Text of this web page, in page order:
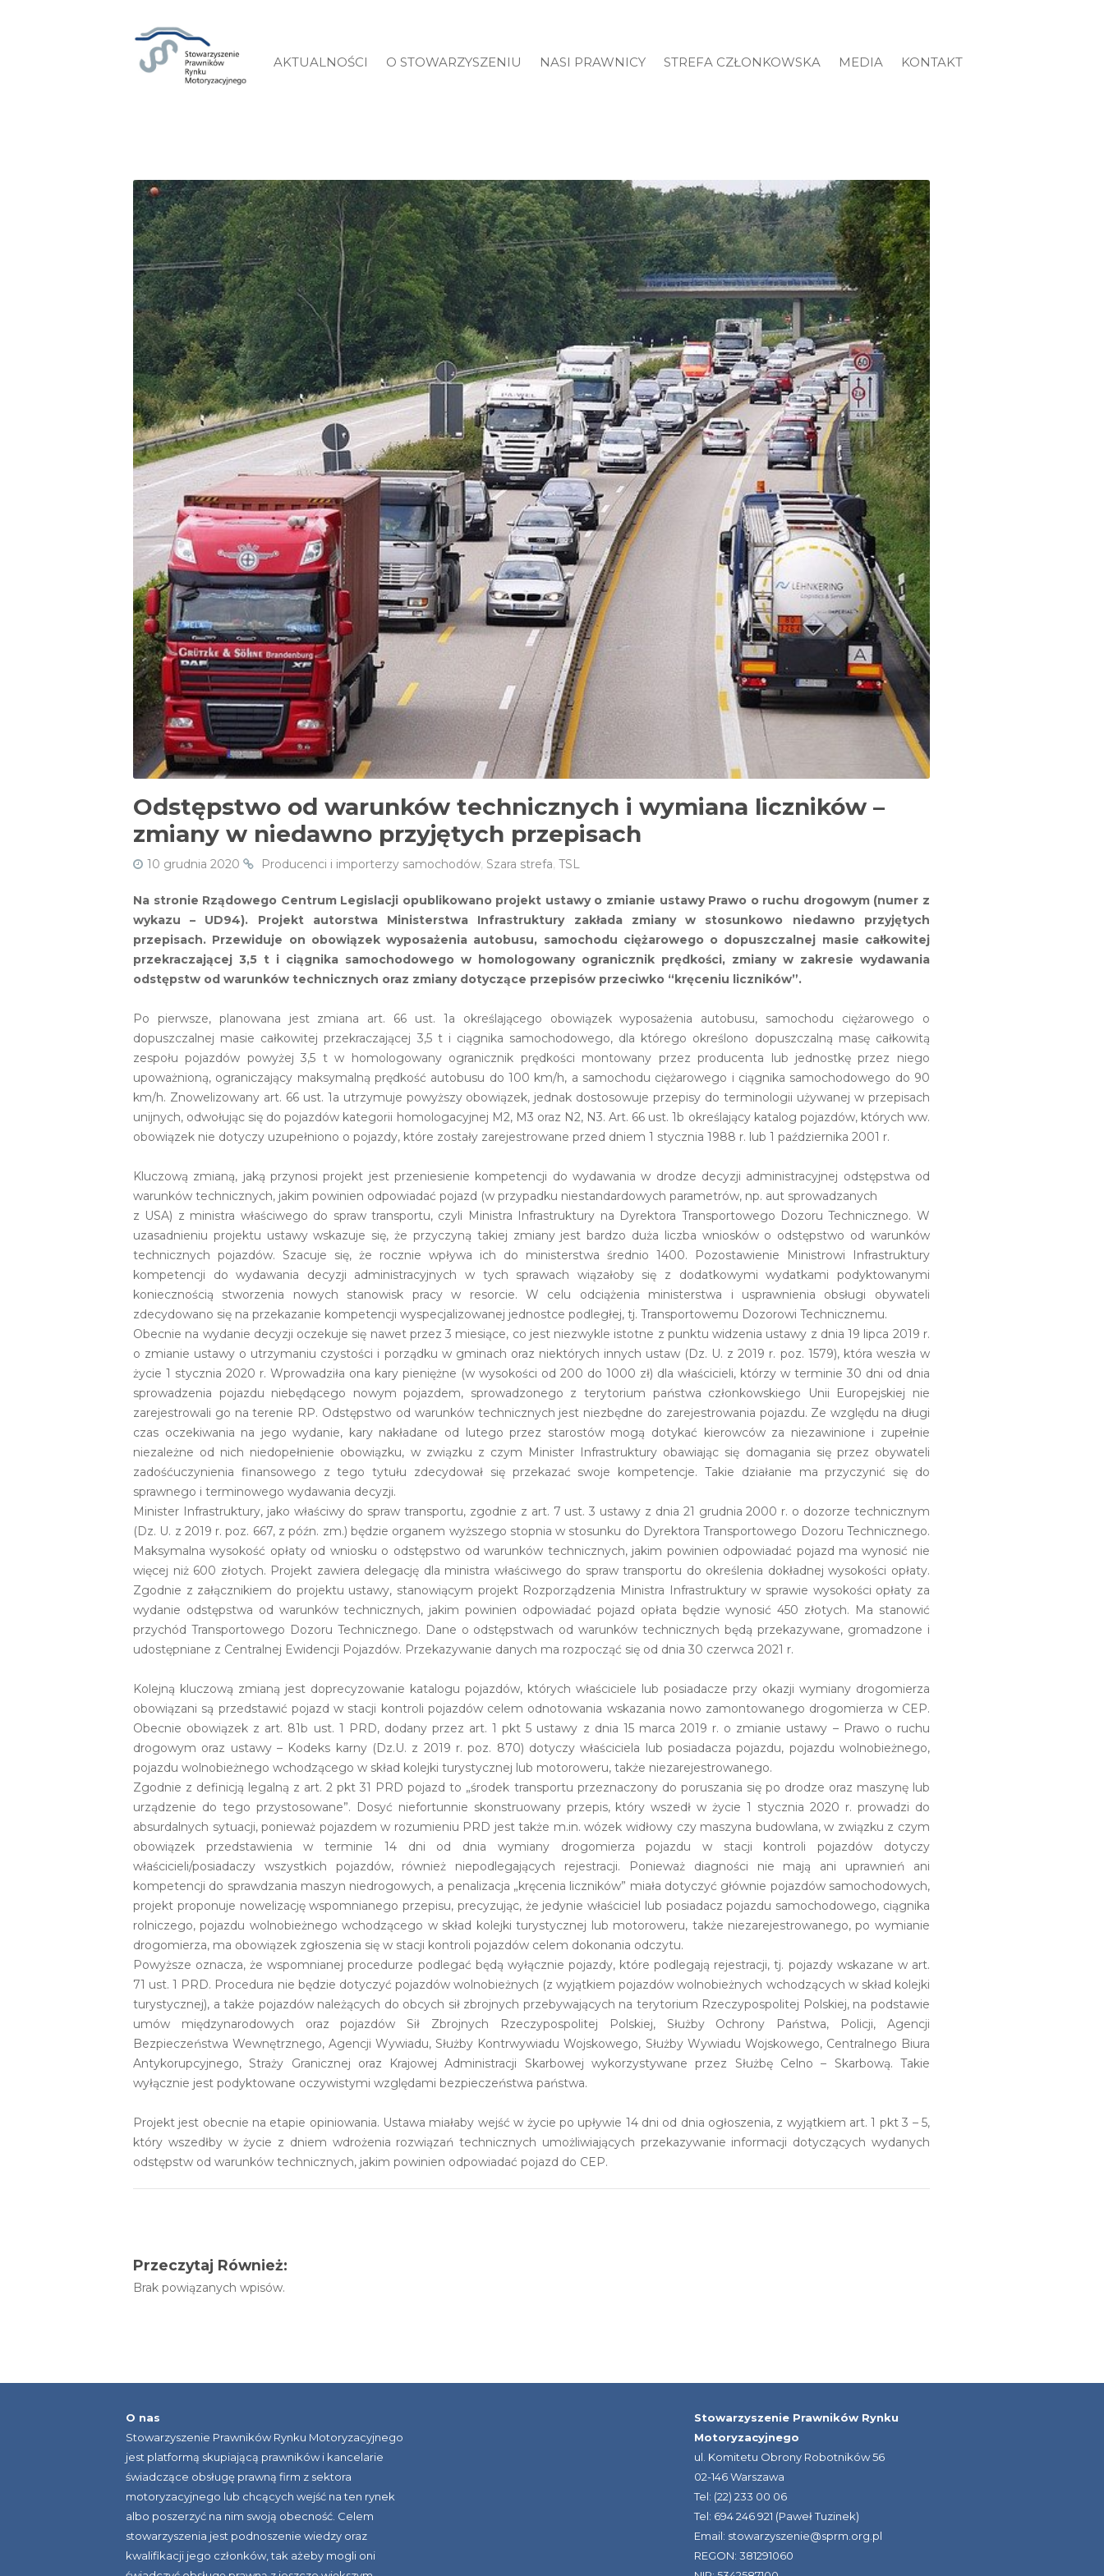
AKTUALNOŚCI O STOWARZYSZENIU NASI PRAWNICY STREFA CZŁONKOWSKA MEDIA KONTAKT
Odstępstwo od warunków technicznych i wymiana liczników –
zmiany w niedawno przyjętych przepisach
10 grudnia 2020 Producenci i importerzy samochodów, Szara strefa, TSL
Na stronie Rządowego Centrum Legislacji opublikowano projekt ustawy o zmianie ustawy Prawo o ruchu drogowym (numer z
wykazu – UD94). Projekt autorstwa Ministerstwa Infrastruktury zakłada zmiany w stosunkowo niedawno przyjętych
przepisach. Przewiduje on obowiązek wyposażenia autobusu, samochodu ciężarowego o dopuszczalnej masie całkowitej
przekraczającej 3,5 t i ciągnika samochodowego w homologowany ogranicznik prędkości, zmiany w zakresie wydawania
odstępstw od warunków technicznych oraz zmiany dotyczące przepisów przeciwko “kręceniu liczników”.
Po pierwsze, planowana jest zmiana art. 66 ust. 1a określającego obowiązek wyposażenia autobusu, samochodu ciężarowego o
dopuszczalnej masie całkowitej przekraczającej 3,5 t i ciągnika samochodowego, dla którego określono dopuszczalną masę całkowitą
zespołu pojazdów powyżej 3,5 t w homologowany ogranicznik prędkości montowany przez producenta lub jednostkę przez niego
upoważnioną, ograniczający maksymalną prędkość autobusu do 100 km/h, a samochodu ciężarowego i ciągnika samochodowego do 90
km/h. Znowelizowany art. 66 ust. 1a utrzymuje powyższy obowiązek, jednak dostosowuje przepisy do terminologii używanej w przepisach
unijnych, odwołując się do pojazdów kategorii homologacyjnej M2, M3 oraz N2, N3. Art. 66 ust. 1b określający katalog pojazdów, których ww.
obowiązek nie dotyczy uzupełniono o pojazdy, które zostały zarejestrowane przed dniem 1 stycznia 1988 r. lub 1 października 2001 r.
Kluczową zmianą, jaką przynosi projekt jest przeniesienie kompetencji do wydawania w drodze decyzji administracyjnej odstępstwa od
warunków technicznych, jakim powinien odpowiadać pojazd (w przypadku niestandardowych parametrów, np. aut sprowadzanych
z USA) z ministra właściwego do spraw transportu, czyli Ministra Infrastruktury na Dyrektora Transportowego Dozoru Technicznego. W
uzasadnieniu projektu ustawy wskazuje się, że przyczyną takiej zmiany jest bardzo duża liczba wniosków o odstępstwo od warunków
technicznych pojazdów. Szacuje się, że rocznie wpływa ich do ministerstwa średnio 1400. Pozostawienie Ministrowi Infrastruktury
kompetencji do wydawania decyzji administracyjnych w tych sprawach wiązałoby się z dodatkowymi wydatkami podyktowanymi
koniecznością stworzenia nowych stanowisk pracy w resorcie. W celu odciążenia ministerstwa i usprawnienia obsługi obywateli
zdecydowano się na przekazanie kompetencji wyspecjalizowanej jednostce podległej, tj. Transportowemu Dozorowi Technicznemu.
Obecnie na wydanie decyzji oczekuje się nawet przez 3 miesiące, co jest niezwykle istotne z punktu widzenia ustawy z dnia 19 lipca 2019 r.
o zmianie ustawy o utrzymaniu czystości i porządku w gminach oraz niektórych innych ustaw (Dz. U. z 2019 r. poz. 1579), która weszła w
życie 1 stycznia 2020 r. Wprowadziła ona kary pieniężne (w wysokości od 200 do 1000 zł) dla właścicieli, którzy w terminie 30 dni od dnia
sprowadzenia pojazdu niebędącego nowym pojazdem, sprowadzonego z terytorium państwa członkowskiego Unii Europejskiej nie
zarejestrowali go na terenie RP. Odstępstwo od warunków technicznych jest niezbędne do zarejestrowania pojazdu. Ze względu na długi
czas oczekiwania na jego wydanie, kary nakładane od lutego przez starostów mogą dotykać kierowców za niezawinione i zupełnie
niezależne od nich niedopełnienie obowiązku, w związku z czym Minister Infrastruktury obawiając się domagania się przez obywateli
zadośćuczynienia finansowego z tego tytułu zdecydował się przekazać swoje kompetencje. Takie działanie ma przyczynić się do
sprawnego i terminowego wydawania decyzji.
Minister Infrastruktury, jako właściwy do spraw transportu, zgodnie z art. 7 ust. 3 ustawy z dnia 21 grudnia 2000 r. o dozorze technicznym
(Dz. U. z 2019 r. poz. 667, z późn. zm.) będzie organem wyższego stopnia w stosunku do Dyrektora Transportowego Dozoru Technicznego.
Maksymalna wysokość opłaty od wniosku o odstępstwo od warunków technicznych, jakim powinien odpowiadać pojazd ma wynosić nie
więcej niż 600 złotych. Projekt zawiera delegację dla ministra właściwego do spraw transportu do określenia dokładnej wysokości opłaty.
Zgodnie z załącznikiem do projektu ustawy, stanowiącym projekt Rozporządzenia Ministra Infrastruktury w sprawie wysokości opłaty za
wydanie odstępstwa od warunków technicznych, jakim powinien odpowiadać pojazd opłata będzie wynosić 450 złotych. Ma stanowić
przychód Transportowego Dozoru Technicznego. Dane o odstępstwach od warunków technicznych będą przekazywane, gromadzone i
udostępniane z Centralnej Ewidencji Pojazdów. Przekazywanie danych ma rozpocząć się od dnia 30 czerwca 2021 r.
Kolejną kluczową zmianą jest doprecyzowanie katalogu pojazdów, których właściciele lub posiadacze przy okazji wymiany drogomierza
obowiązani są przedstawić pojazd w stacji kontroli pojazdów celem odnotowania wskazania nowo zamontowanego drogomierza w CEP.
Obecnie obowiązek z art. 81b ust. 1 PRD, dodany przez art. 1 pkt 5 ustawy z dnia 15 marca 2019 r. o zmianie ustawy – Prawo o ruchu
drogowym oraz ustawy – Kodeks karny (Dz.U. z 2019 r. poz. 870) dotyczy właściciela lub posiadacza pojazdu, pojazdu wolnobieżnego,
pojazdu wolnobieżnego wchodzącego w skład kolejki turystycznej lub motoroweru, także niezarejestrowanego.
Zgodnie z definicją legalną z art. 2 pkt 31 PRD pojazd to „środek transportu przeznaczony do poruszania się po drodze oraz maszynę lub
urządzenie do tego przystosowane”. Dosyć niefortunnie skonstruowany przepis, który wszedł w życie 1 stycznia 2020 r. prowadzi do
absurdalnych sytuacji, ponieważ pojazdem w rozumieniu PRD jest także m.in. wózek widłowy czy maszyna budowlana, w związku z czym
obowiązek przedstawienia w terminie 14 dni od dnia wymiany drogomierza pojazdu w stacji kontroli pojazdów dotyczy
właścicieli/posiadaczy wszystkich pojazdów, również niepodlegających rejestracji. Ponieważ diagności nie mają ani uprawnień ani
kompetencji do sprawdzania maszyn niedrogowych, a penalizacja „kręcenia liczników” miała dotyczyć głównie pojazdów samochodowych,
projekt proponuje nowelizację wspomnianego przepisu, precyzując, że jedynie właściciel lub posiadacz pojazdu samochodowego, ciągnika
rolniczego, pojazdu wolnobieżnego wchodzącego w skład kolejki turystycznej lub motoroweru, także niezarejestrowanego, po wymianie
drogomierza, ma obowiązek zgłoszenia się w stacji kontroli pojazdów celem dokonania odczytu.
Powyższe oznacza, że wspomnianej procedurze podlegać będą wyłącznie pojazdy, które podlegają rejestracji, tj. pojazdy wskazane w art.
71 ust. 1 PRD. Procedura nie będzie dotyczyć pojazdów wolnobieżnych (z wyjątkiem pojazdów wolnobieżnych wchodzących w skład kolejki
turystycznej), a także pojazdów należących do obcych sił zbrojnych przebywających na terytorium Rzeczypospolitej Polskiej, na podstawie
umów międzynarodowych oraz pojazdów Sił Zbrojnych Rzeczypospolitej Polskiej, Służby Ochrony Państwa, Policji, Agencji
Bezpieczeństwa Wewnętrznego, Agencji Wywiadu, Służby Kontrwywiadu Wojskowego, Służby Wywiadu Wojskowego, Centralnego Biura
Antykorupcyjnego, Straży Granicznej oraz Krajowej Administracji Skarbowej wykorzystywane przez Służbę Celno – Skarbową. Takie
wyłącznie jest podyktowane oczywistymi względami bezpieczeństwa państwa.
Projekt jest obecnie na etapie opiniowania. Ustawa miałaby wejść w życie po upływie 14 dni od dnia ogłoszenia, z wyjątkiem art. 1 pkt 3 – 5,
który wszedłby w życie z dniem wdrożenia rozwiązań technicznych umożliwiających przekazywanie informacji dotyczących wydanych
odstępstw od warunków technicznych, jakim powinien odpowiadać pojazd do CEP.
Przeczytaj Również:
Brak powiązanych wpisów.
O nas
Stowarzyszenie Prawników Rynku Motoryzacyjnego
jest platformą skupiającą prawników i kancelarie
świadczące obsługę prawną firm z sektora
motoryzacyjnego lub chcących wejść na ten rynek
albo poszerzyć na nim swoją obecność. Celem
stowarzyszenia jest podnoszenie wiedzy oraz
kwalifikacji jego członków, tak ażeby mogli oni
Stowarzyszenie Prawników Rynku
Motoryzacyjnego
ul. Komitetu Obrony Robotników 56
02-146 Warszawa
Tel: (22) 233 00 06
Tel: 694 246 921 (Paweł Tuzinek)
Email: stowarzyszenie@sprm.org.pl
REGON: 381291060